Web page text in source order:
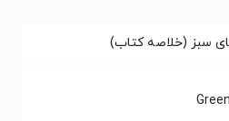
سبز (خلاصه کتاب)